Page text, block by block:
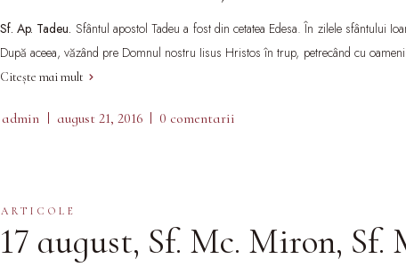
Sf. Ap. Tadeu. Sfântul apostol Tadeu a fost din cetatea Edesa. În zilele sfântului
După aceea, văzând pre Domnul nostru Iisus Hristos în trup, petrecând cu
Citește mai mult
admin august 21, 2016 0 comentarii
ARTICOLE
17 august, Sf. Mc. Miron,